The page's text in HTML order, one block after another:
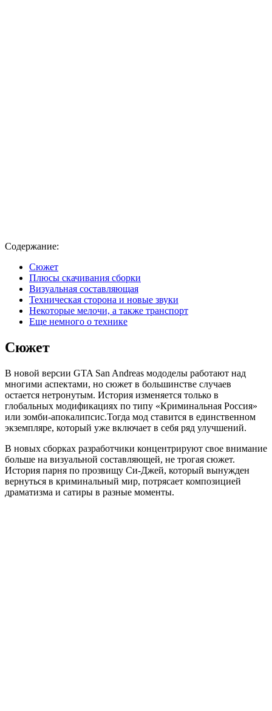
Содержание:
Сюжет
Плюсы скачивания сборки
Визуальная составляющая
Техническая сторона и новые звуки
Некоторые мелочи, а также транспорт
Еще немного о технике
Сюжет
В новой версии GTA San Andreas мододелы работают над
многими аспектами, но сюжет в большинстве случаев
остается нетронутым. История изменяется только в
глобальных модификациях по типу «Криминальная Россия»
или зомби-апокалипсис.Тогда мод ставится в единственном
экземпляре, который уже включает в себя ряд улучшений.
В новых сборках разработчики концентрируют свое внимание
больше на визуальной составляющей, не трогая сюжет.
История парня по прозвищу Си-Джей, который вынужден
вернуться в криминальный мир, потрясает композицией
драматизма и сатиры в разные моменты.